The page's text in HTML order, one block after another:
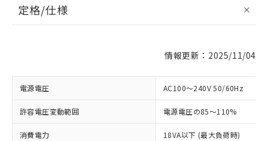
定格/仕様
情報更新：2025/11/04
電源電圧 AC100～240V 50/60Hz
許容電圧変動範囲 電源電圧の85～110%
消費電力 18VA以下 (最大負荷時)